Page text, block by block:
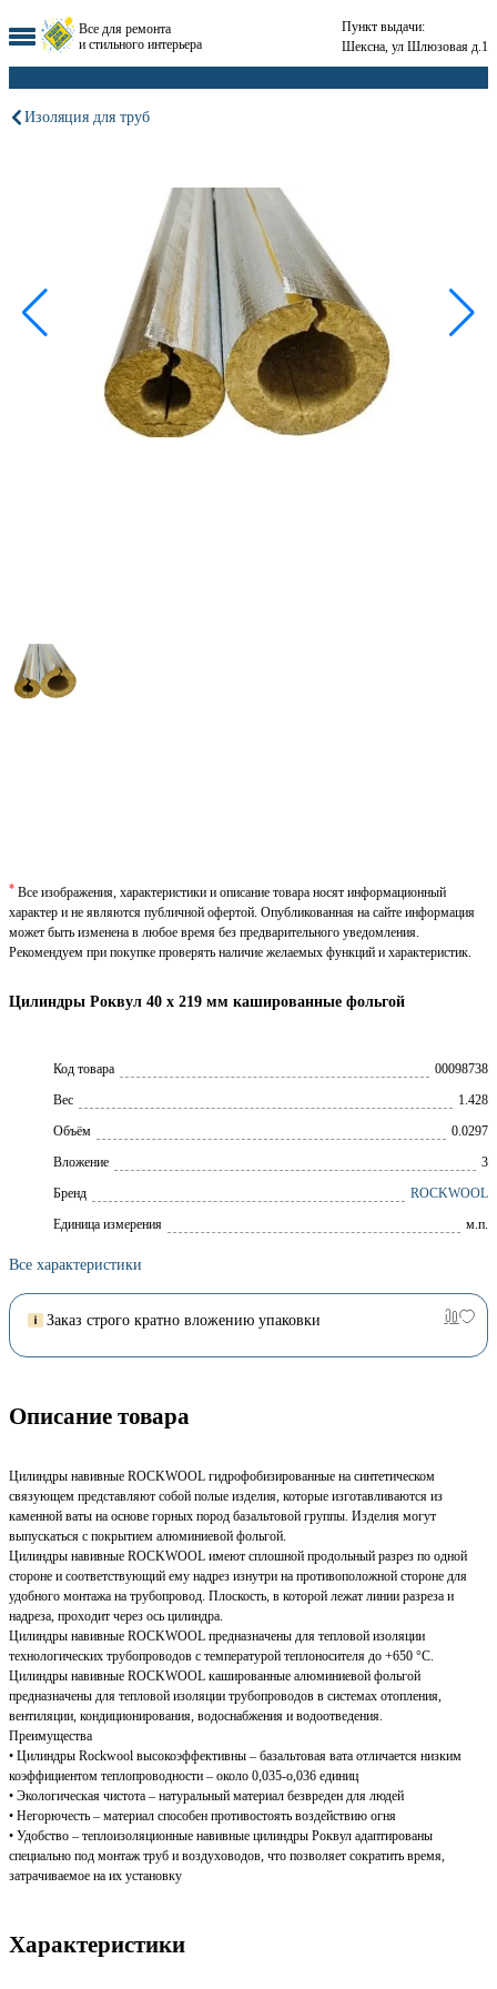
Все для ремонта
и стильного интерьера
Пункт выдачи:
Шексна, ул Шлюзовая д.1
Изоляция для труб
Цилиндры Роквул 40 x 219 мм кашированные фольгой
Код товара
00098738
Вес
1.428
Объём
0.0297
Вложение
3
Брeнд
ROCKWOOL
Единица измерения
м.п.
Все характеристики
* Все изображения, характеристики и описание товара носят информационный
характер и не являются публичной офертой. Опубликованная на сайте информация
может быть изменена в любое время без предварительного уведомления.
Рекомендуем при покупке проверять наличие желаемых функций и характеристик.
Заказ строго кратно вложению упаковки
Описание товара
Цилиндры навивные ROCKWOOL гидрофобизированные на синтетическом
связующем представляют собой полые изделия, которые изготавливаются из
каменной ваты на основе горных пород базальтовой группы. Изделия могут
выпускаться с покрытием алюминиевой фольгой.
Цилиндры навивные ROCKWOOL имеют сплошной продольный разрез по одной
стороне и соответствующий ему надрез изнутри на противоположной стороне для
удобного монтажа на трубопровод. Плоскость, в которой лежат линии разреза и
надреза, проходит через ось цилиндра.
Цилиндры навивные ROCKWOOL предназначены для тепловой изоляции
технологических трубопроводов с температурой теплоносителя до +650 °С.
Цилиндры навивные ROCKWOOL кашированные алюминиевой фольгой
предназначены для тепловой изоляции трубопроводов в системах отопления,
вентиляции, кондиционирования, водоснабжения и водоотведения.
Преимущества
• Цилиндры Rockwool высокоэффективны – базальтовая вата отличается низким
коэффициентом теплопроводности – около 0,035-о,036 единиц
• Экологическая чистота – натуральный материал безвреден для людей
• Негорючесть – материал способен противостоять воздействию огня
• Удобство – теплоизоляционные навивные цилиндры Роквул адаптированы
специально под монтаж труб и воздуховодов, что позволяет сократить время,
затрачиваемое на их установку
Характеристики